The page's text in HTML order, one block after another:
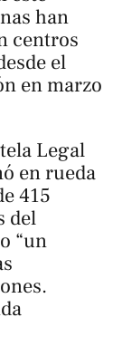
han
centros
el
en marzo
Legal
en rueda
415
del
“un